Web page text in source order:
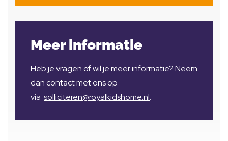
Meer informatie
Heb je vragen of wil je meer informatie? Neem
dan contact met ons op
via solliciteren@royalkidshome.nl.